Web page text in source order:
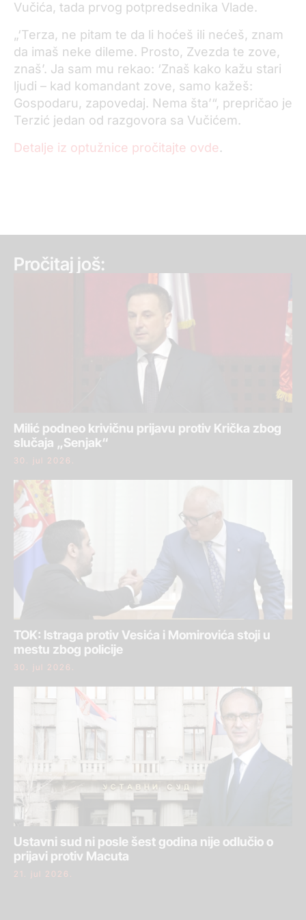
Vučića, tada prvog potpredsednika Vlade.
„‘Terza, ne pitam te da li hoćeš ili nećeš, znam
da imaš neke dileme. Prosto, Zvezda te zove,
znaš’. Ja sam mu rekao: ‘Znaš kako kažu stari
ljudi – kad komandant zove, samo kažeš:
Gospodaru, zapovedaj. Nema šta’“, prepričao je
Terzić jedan od razgovora sa Vučićem.
Detalje iz optužnice pročitajte ovde.
Pročitaj još:
Milić podneo krivičnu prijavu protiv Krička zbog
slučaja „Senjak“
30. jul 2026.
TOK: Istraga protiv Vesića i Momirovića stoji u
mestu zbog policije
30. jul 2026.
Ustavni sud ni posle šest godina nije odlučio o
prijavi protiv Macuta
21. jul 2026.